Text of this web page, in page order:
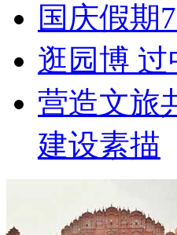
国庆假期
逛园博
营造文旅
建设素描